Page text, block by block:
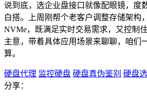
说到底，选企业盘接口就像配眼镜，度
白搭。上周刚帮个老客户调整存储架构
NVMe，既满足实时交易需求，又控制
主意，带着具体应用场景来聊聊，咱们
算。
硬盘代理 监控硬盘 硬盘真伪鉴别 硬盘
分享：